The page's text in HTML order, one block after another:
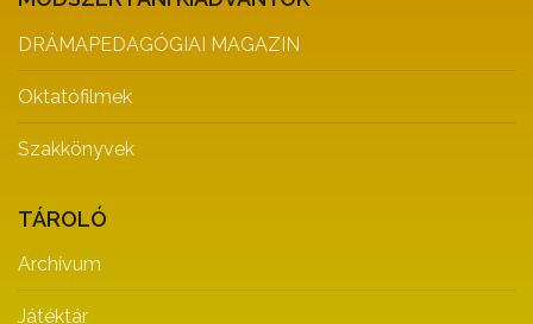
DRÁMAPEDAGÓGIAI MAGAZIN
Oktatófilmek
Szakkönyvek
TÁROLÓ
Archívum
Játéktár